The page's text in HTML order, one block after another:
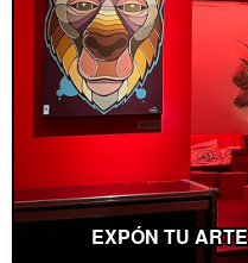
EXPÓN TU